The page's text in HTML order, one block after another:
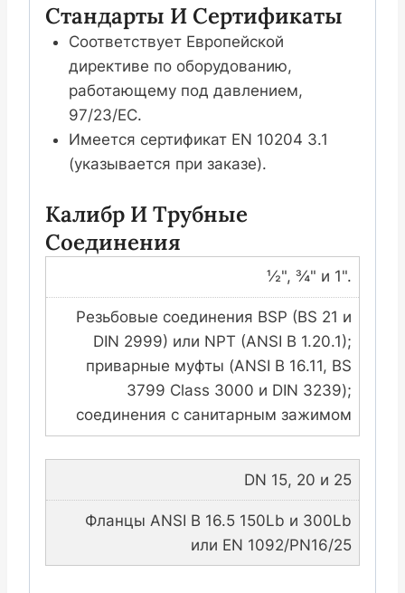
Стандарты И Сертификаты
Соответствует Европейской
директиве по оборудованию,
работающему под давлением,
97/23/EC.
Имеется сертификат EN 10204 3.1
(указывается при заказе).
Калибр И Трубные
Соединения
½", ¾" и 1".
Резьбовые соединения BSP (BS 21 и
DIN 2999) или NPT (ANSI B 1.20.1);
приварные муфты (ANSI B 16.11, BS
3799 Class 3000 и DIN 3239);
соединения с санитарным зажимом
DN 15, 20 и 25
Фланцы ANSI B 16.5 150Lb и 300Lb
или EN 1092/PN16/25